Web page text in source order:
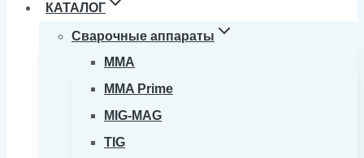
КАТАЛОГ
Сварочные аппараты
MMA
MMA Prime
MIG-MAG
TIG